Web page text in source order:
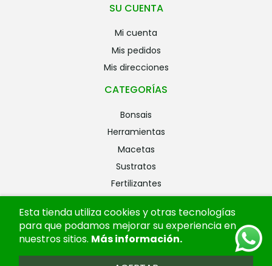
SU CUENTA
mi cuenta
mis pedidos
mis direcciones
CATEGORÍAS
bonsais
herramientas
macetas
sustratos
fertilizantes
alambres
ofertas
Esta tienda utiliza cookies y otras tecnologías
para que podamos mejorar su experiencia en
nuestros sitios. Más información.